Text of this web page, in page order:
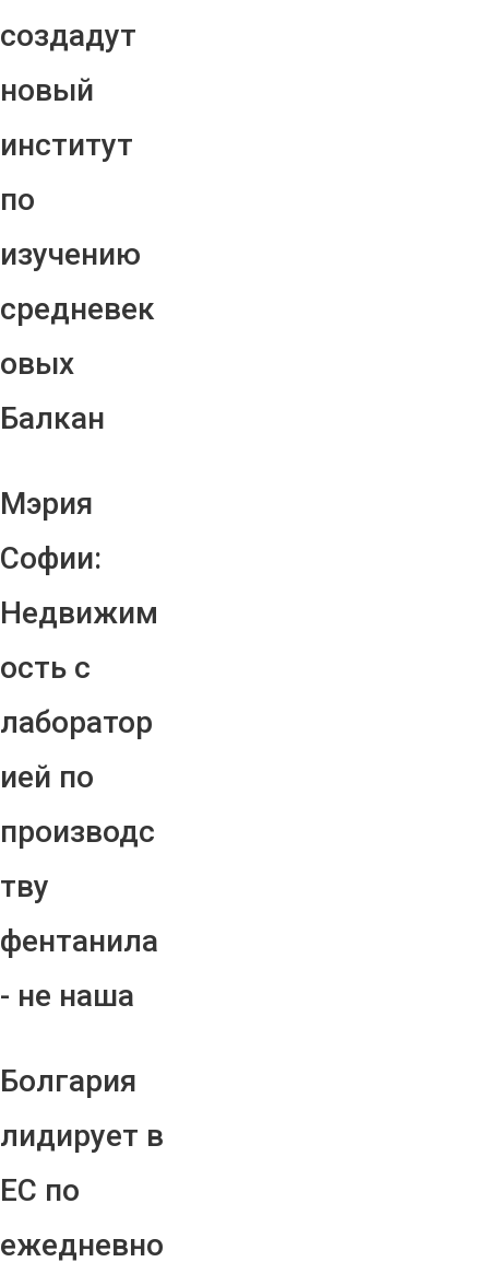
создадут
новый
институт
по
изучению
средневек
овых
Балкан
Мэрия
Софии:
Недвижим
ость с
лаборатор
ией по
производс
тву
фентанила
- не наша
Болгария
лидирует в
ЕС по
ежедневно